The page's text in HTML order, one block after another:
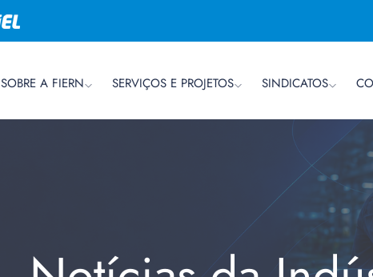
SOBRE A FIERN SERVIÇOS E PROJETOS SINDICATOS